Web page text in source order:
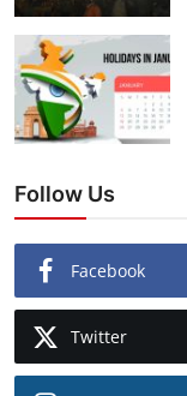
Follow Us
Facebook
Twitter